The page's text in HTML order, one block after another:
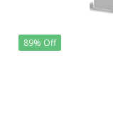
89% Off